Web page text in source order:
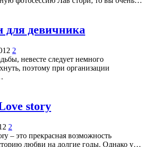
для девичника
2
невесте следует немного
поэтому при организации
story
2
– это прекрасная возможность
любви на долгие годы. Однако у…